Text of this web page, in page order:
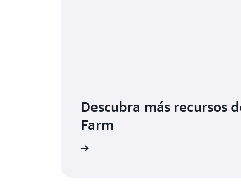
Descubra más recursos
Farm